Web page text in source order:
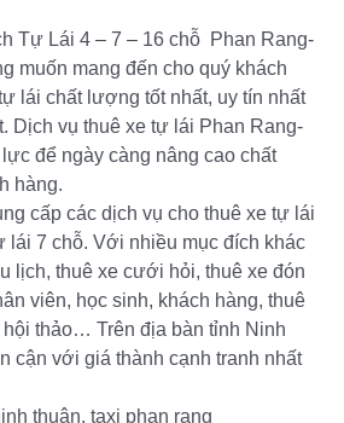
Tự Lái 4 – 7 – 16 chỗ Phan Rang-
muốn mang đến cho quý khách
lái chất lượng tốt nhất, uy tín nhất
Dịch vụ thuê xe tự lái Phan Rang-
để ngày càng nâng cao chất
hàng.
cấp các dịch vụ cho thuê xe tự lái
lái 7 chỗ. Với nhiều mục đích khác
lịch, thuê xe cưới hỏi, thuê xe đón
viên, học sinh, khách hàng, thuê
thảo… Trên địa bàn tỉnh Ninh
cận với giá thành cạnh tranh nhất